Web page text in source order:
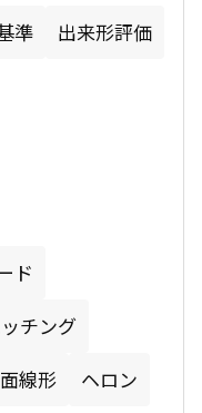
準
出来形評価
ド
チング
線形
ヘロン